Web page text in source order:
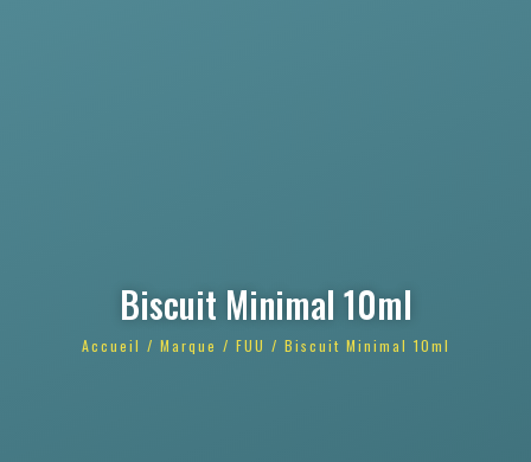
Biscuit Minimal 10ml
Accueil / Marque / FUU / Biscuit Minimal 10ml